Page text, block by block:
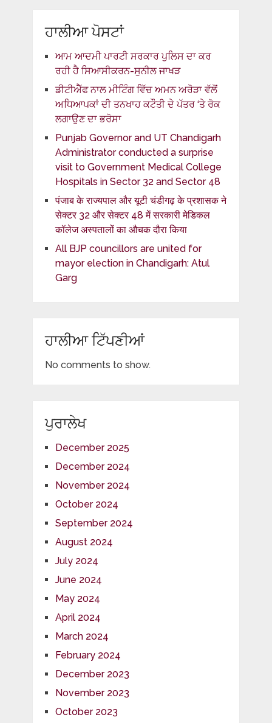
ਹਾਲੀਆ ਪੋਸਟਾਂ
ਆਮ ਆਦਮੀ ਪਾਰਟੀ ਸਰਕਾਰ ਪੁਲਿਸ ਦਾ ਕਰ
ਰਹੀ ਹੈ ਸਿਆਸੀਕਰਨ-ਸੁਨੀਲ ਜਾਖੜ
ਡੀਟੀਐੱਫ ਨਾਲ ਮੀਟਿੰਗ ਵਿੱਚ ਅਮਨ ਅਰੋੜਾ ਵੱਲੋਂ
ਅਧਿਆਪਕਾਂ ਦੀ ਤਨਖਾਹ ਕਟੌਤੀ ਦੇ ਪੱਤਰ ‘ਤੇ ਰੋਕ
ਲਗਾਉਣ ਦਾ ਭਰੋਸਾ
Punjab Governor and UT Chandigarh
Administrator conducted a surprise
visit to Government Medical College
Hospitals in Sector 32 and Sector 48
पंजाब के राज्यपाल और यूटी चंडीगढ़ के प्रशासक ने
सेक्टर 32 और सेक्टर 48 में सरकारी मेडिकल
कॉलेज अस्पतालों का औचक दौरा किया
All BJP councillors are united for
mayor election in Chandigarh: Atul
Garg
ਹਾਲੀਆ ਟਿੱਪਣੀਆਂ
No comments to show.
ਪੁਰਾਲੇਖ
December 2025
December 2024
November 2024
October 2024
September 2024
August 2024
July 2024
June 2024
May 2024
April 2024
March 2024
February 2024
December 2023
November 2023
October 2023